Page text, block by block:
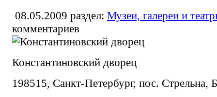
08.05.2009 раздел: Музеи, галереи и
комментариев
Константиновский дворец
198515, Санкт-Петербург, пос. Стрельна,